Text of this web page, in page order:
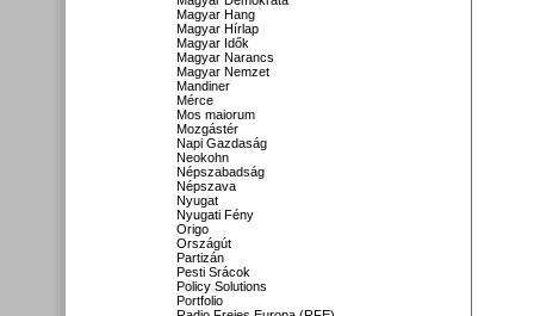
Magyar Hang
Magyar Hírlap
Magyar Idők
Magyar Narancs
Magyar Nemzet
Mandiner
Mérce
Mos maiorum
Mozgástér
Napi Gazdaság
Neokohn
Népszabadság
Népszava
Nyugat
Nyugati Fény
Origo
Országút
Partizán
Pesti Srácok
Policy Solutions
Portfolio